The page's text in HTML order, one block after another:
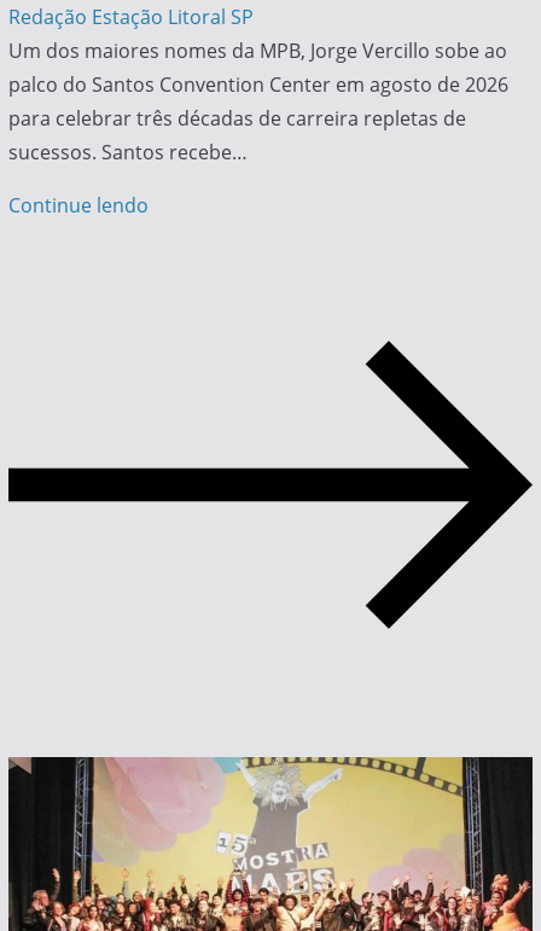
Redação Estação Litoral SP
Um dos maiores nomes da MPB, Jorge Vercillo sobe ao
palco do Santos Convention Center em agosto de 2026
para celebrar três décadas de carreira repletas de
sucessos. Santos recebe…
Continue lendo